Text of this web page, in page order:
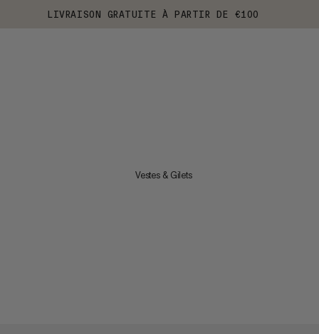
LIVRAISON GRATUITE À PARTIR DE €100
Vestes & Gilets